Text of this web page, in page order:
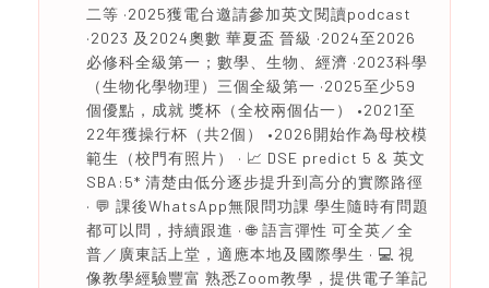
二等 ·2025獲電台邀請參加英文閱讀podcast
·2023 及2024奧數 華夏盃 晉級 ·2024至2026
必修科全級第一；數學、生物、經濟 ·2023科學
（生物化學物理）三個全級第一 ·2025至少59
個優點，成就 獎杯（全校兩個佔一） •2021至
22年獲操行杯（共2個） •2026開始作為母校模
範生（校門有照片） · 📈 DSE predict 5 & 英文
SBA:5* 清楚由低分逐步提升到高分的實際路徑
· 💬 課後WhatsApp無限問功課 學生隨時有問題
都可以問，持續跟進 · 🌐 語言彈性 可全英／全
普／廣東話上堂，適應本地及國際學生 · 💻 視
像教學經驗豐富 熟悉Zoom教學，提供電子筆記